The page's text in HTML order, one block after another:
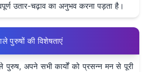
उतार-चढ़ाव का अनुभव करना पड़ता है।
पुरुषों की विशेषताएं
पुरुष, अपने सभी कार्यों को प्रसन्न मन से पूरी